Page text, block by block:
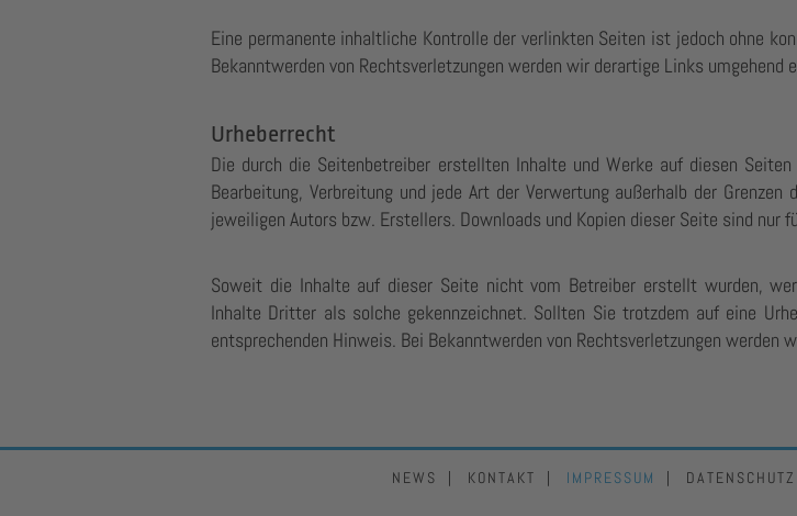
Eine permanente inhaltliche Kontrolle der verlinkten Seiten ist jedoch ohne
Bekanntwerden von Rechtsverletzungen werden wir derartige Links umgehend
Urheberrecht
Die durch die Seitenbetreiber erstellten Inhalte und Werke auf diesen
Bearbeitung, Verbreitung und jede Art der Verwertung außerhalb der
jeweiligen Autors bzw. Erstellers. Downloads und Kopien dieser Seite sind
Soweit die Inhalte auf dieser Seite nicht vom Betreiber erstellt wurden,
Inhalte Dritter als solche gekennzeichnet. Sollten Sie trotzdem auf eine
entsprechenden Hinweis. Bei Bekanntwerden von Rechtsverletzungen werden
NEWS KONTAKT IMPRESSUM DATENSCHUTZ